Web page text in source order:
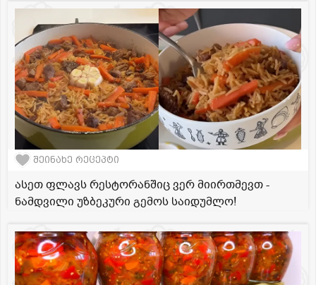
შეინახე რეცეპტი
ასეთ ფლავს რესტორანშიც ვერ მიირთმევთ -
ნამდვილი უზბეკური გემოს საიდუმლო!